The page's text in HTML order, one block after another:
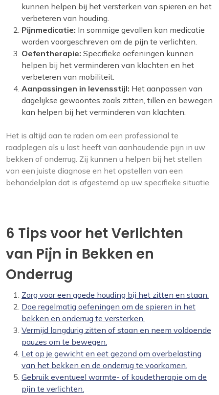
kunnen helpen bij het versterken van spieren en het
verbeteren van houding.
Pijnmedicatie: In sommige gevallen kan medicatie
worden voorgeschreven om de pijn te verlichten.
Oefentherapie: Specifieke oefeningen kunnen
helpen bij het verminderen van klachten en het
verbeteren van mobiliteit.
Aanpassingen in levensstijl: Het aanpassen van
dagelijkse gewoontes zoals zitten, tillen en bewegen
kan helpen bij het verminderen van klachten.
Het is altijd aan te raden om een professional te
raadplegen als u last heeft van aanhoudende pijn in uw
bekken of onderrug. Zij kunnen u helpen bij het stellen
van een juiste diagnose en het opstellen van een
behandelplan dat is afgestemd op uw specifieke situatie.
6 Tips voor het Verlichten
van Pijn in Bekken en
Onderrug
Zorg voor een goede houding bij het zitten en staan.
Doe regelmatig oefeningen om de spieren in het
bekken en onderrug te versterken.
Vermijd langdurig zitten of staan en neem voldoende
pauzes om te bewegen.
Let op je gewicht en eet gezond om overbelasting
van het bekken en de onderrug te voorkomen.
Gebruik eventueel warmte- of koudetherapie om de
pijn te verlichten.